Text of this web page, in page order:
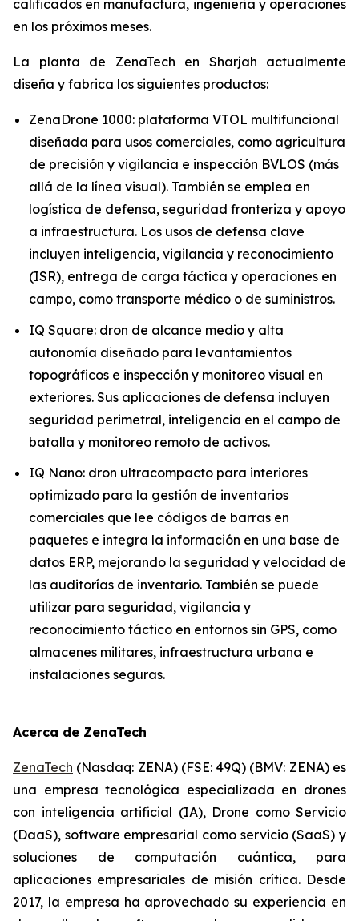
calificados en manufactura, ingeniería y operaciones
en los próximos meses.
La planta de ZenaTech en Sharjah actualmente
diseña y fabrica los siguientes productos:
ZenaDrone 1000: plataforma VTOL multifuncional
diseñada para usos comerciales, como agricultura
de precisión y vigilancia e inspección BVLOS (más
allá de la línea visual). También se emplea en
logística de defensa, seguridad fronteriza y apoyo
a infraestructura. Los usos de defensa clave
incluyen inteligencia, vigilancia y reconocimiento
(ISR), entrega de carga táctica y operaciones en
campo, como transporte médico o de suministros.
IQ Square: dron de alcance medio y alta
autonomía diseñado para levantamientos
topográficos e inspección y monitoreo visual en
exteriores. Sus aplicaciones de defensa incluyen
seguridad perimetral, inteligencia en el campo de
batalla y monitoreo remoto de activos.
IQ Nano: dron ultracompacto para interiores
optimizado para la gestión de inventarios
comerciales que lee códigos de barras en
paquetes e integra la información en una base de
datos ERP, mejorando la seguridad y velocidad de
las auditorías de inventario. También se puede
utilizar para seguridad, vigilancia y
reconocimiento táctico en entornos sin GPS, como
almacenes militares, infraestructura urbana e
instalaciones seguras.
Acerca de ZenaTech
ZenaTech (Nasdaq: ZENA) (FSE: 49Q) (BMV: ZENA) es
una empresa tecnológica especializada en drones
con inteligencia artificial (IA), Drone como Servicio
(DaaS), software empresarial como servicio (SaaS) y
soluciones de computación cuántica, para
aplicaciones empresariales de misión crítica. Desde
2017, la empresa ha aprovechado su experiencia en